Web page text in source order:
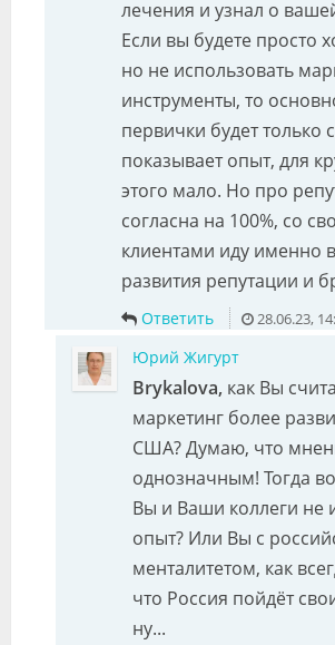
лечения и узнал о
Если вы будете просто
но не использовать
инструменты, то
первички будет только
показывает опыт, для
этого мало. Но про
согласна на 100%, со
клиентами иду именно
развития репутации и
Ответить 28.06.23,
Юрий Жигурт
Brykalova, как Вы
маркетинг более
США? Думаю, что
однозначным! Тогда
Вы и Ваши коллеги не
опыт? Или Вы с
менталитетом, как
что Россия пойдёт
ну...